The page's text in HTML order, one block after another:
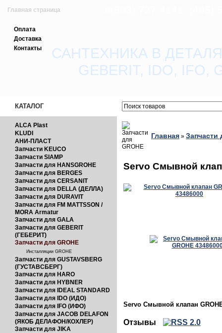
Главная страница
Зарегистрироваться
Вход с паролем
Оплата
Доставка
Контакты
САНТЕХНИКА В
GEBERIT, IDO, IFO,
КАТАЛОГ
ALCA Plast
KLUDI
АНИ-ПЛАСТ
Запчасти KEUCO
Запчасти SIAMP
Запчасти для HANSGROHE
Запчасти для BERGES
Запчасти для CERSANIT
Запчасти для DELLA (ДЕЛЛА)
Запчасти для DURAVIT
Запчасти для FM MATTSSON /
MORA Armatur
Запчасти для GALA
Запчасти для GEBERIT
(ГЕБЕРИТ)
Запчасти для GROHE
Инсталляции GROHE
Запчасти для GUSTAVSBERG
(ГУСТАВСБЕРГ)
Запчасти для HARO
Запчасти для HYBNER
Запчасти для IDEAL STANDARD
Запчасти для IDO (ИДО)
Запчасти для IFO (ИФО)
Запчасти для JACOB DELAFON
(ЯКОБ ДЕЛАФОН/КОХЛЕР)
Запчасти для JIKA
Главная » Запчасти
Servo Смывной
Servo Смывной клапан
Отзывы